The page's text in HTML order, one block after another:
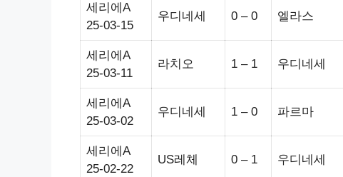
세리에A
25-03-15
우디네세 0 – 0 엘라스
세리에A
25-03-11
라치오 1 – 1 우디네세
세리에A
25-03-02
우디네세 1 – 0 파르마
세리에A
25-02-22
US레체 0 – 1 우디네세